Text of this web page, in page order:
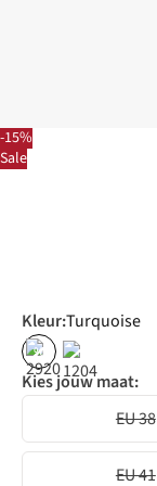
-15%
Sale
Kleur:Turquoise
%
Kies jouw maat:
EU 38
EU 41